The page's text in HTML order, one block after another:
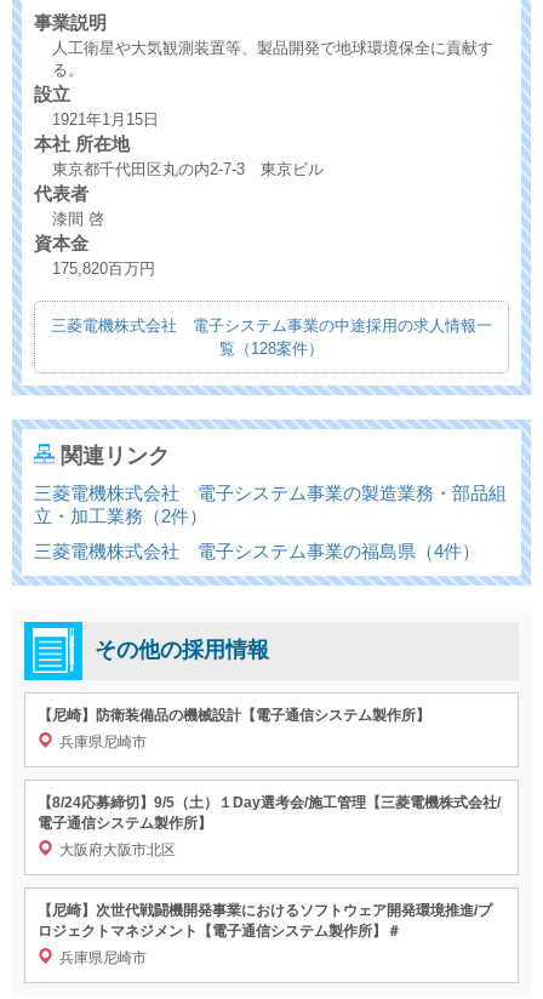
事業説明
人工衛星や大気観測装置等、製品開発で地球環境保全に貢献す
る。
設立
1921年1月15日
本社 所在地
東京都千代田区丸の内2-7-3 東京ビル
代表者
漆間 啓
資本金
175,820百万円
三菱電機株式会社 電子システム事業の中途採用の求人情報一
覧（128案件）
関連リンク
三菱電機株式会社 電子システム事業の製造業務・部品組
立・加工業務（2件）
三菱電機株式会社 電子システム事業の福島県（4件）
その他の採用情報
【尼崎】防衛装備品の機械設計【電子通信システム製作所】
兵庫県尼崎市
【8/24応募締切】9/5（土）１Day選考会/施工管理【三菱電機株式会社/
電子通信システム製作所】
大阪府大阪市北区
【尼崎】次世代戦闘機開発事業におけるソフトウェア開発環境推進/プ
ロジェクトマネジメント【電子通信システム製作所】＃
兵庫県尼崎市